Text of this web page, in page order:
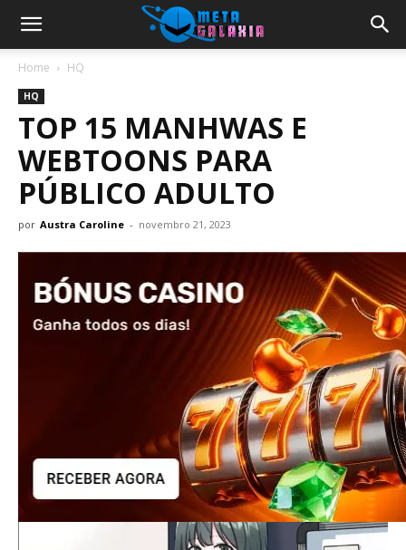
Home HQ
HQ
TOP 15 MANHWAS E
WEBTOONS PARA
PÚBLICO ADULTO
por Austra Caroline - novembro 21, 2023